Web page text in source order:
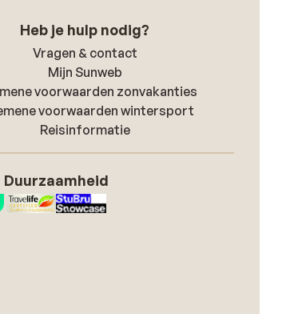
Heb je hulp nodig?
Vragen & contact
Mijn Sunweb
voorwaarden zonvakanties
voorwaarden wintersport
Reisinformatie
Duurzaamheid